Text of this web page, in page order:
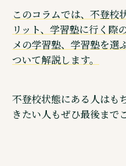
©株式会社キ
このコラムでは、不登校
リット、学習塾に行く際
メの学習塾、学習塾を選
ついて解説します。
不登校状態にある人はも
きたい人もぜひ最後まで